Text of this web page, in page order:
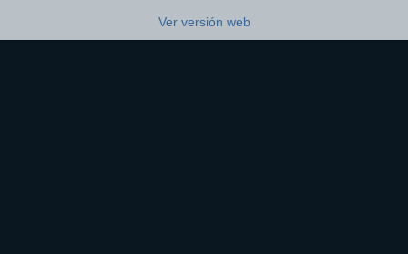
Ver versión web